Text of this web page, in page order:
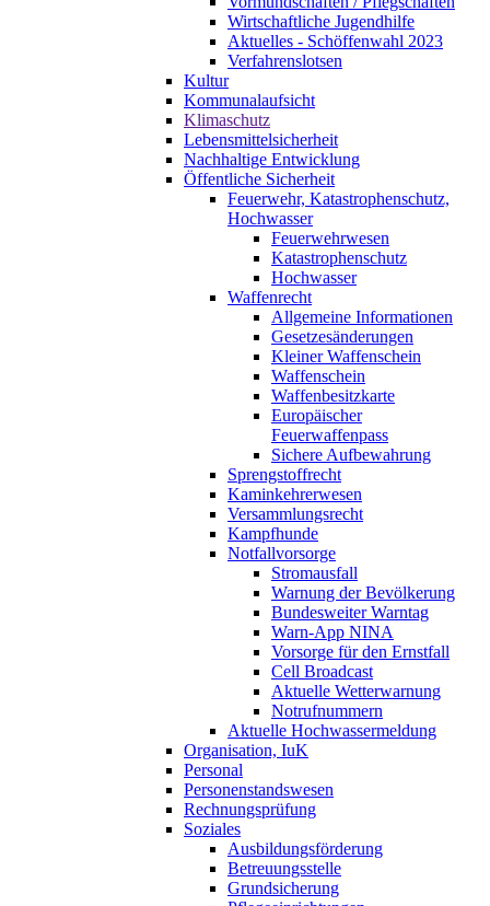
Wirtschaftliche Jugendhilfe
Aktuelles - Schöffenwahl 2023
Verfahrenslotsen
Kultur
Kommunalaufsicht
Klimaschutz
Lebensmittelsicherheit
Nachhaltige Entwicklung
Öffentliche Sicherheit
Feuerwehr, Katastrophenschutz,
Hochwasser
Feuerwehrwesen
Katastrophenschutz
Hochwasser
Waffenrecht
Allgemeine Informationen
Gesetzesänderungen
Kleiner Waffenschein
Waffenschein
Waffenbesitzkarte
Europäischer
Feuerwaffenpass
Sichere Aufbewahrung
Sprengstoffrecht
Kaminkehrerwesen
Versammlungsrecht
Kampfhunde
Notfallvorsorge
Stromausfall
Warnung der Bevölkerung
Bundesweiter Warntag
Warn-App NINA
Vorsorge für den Ernstfall
Cell Broadcast
Aktuelle Wetterwarnung
Notrufnummern
Aktuelle Hochwassermeldung
Organisation, IuK
Personal
Personenstandswesen
Rechnungsprüfung
Soziales
Ausbildungsförderung
Betreuungsstelle
Grundsicherung